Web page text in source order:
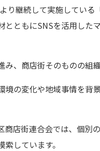
り継続して実施してい
とともにSNSを活用し
、商店街そのものの組
境の変化や地域事情を背
商店街連合会では、個
しています。